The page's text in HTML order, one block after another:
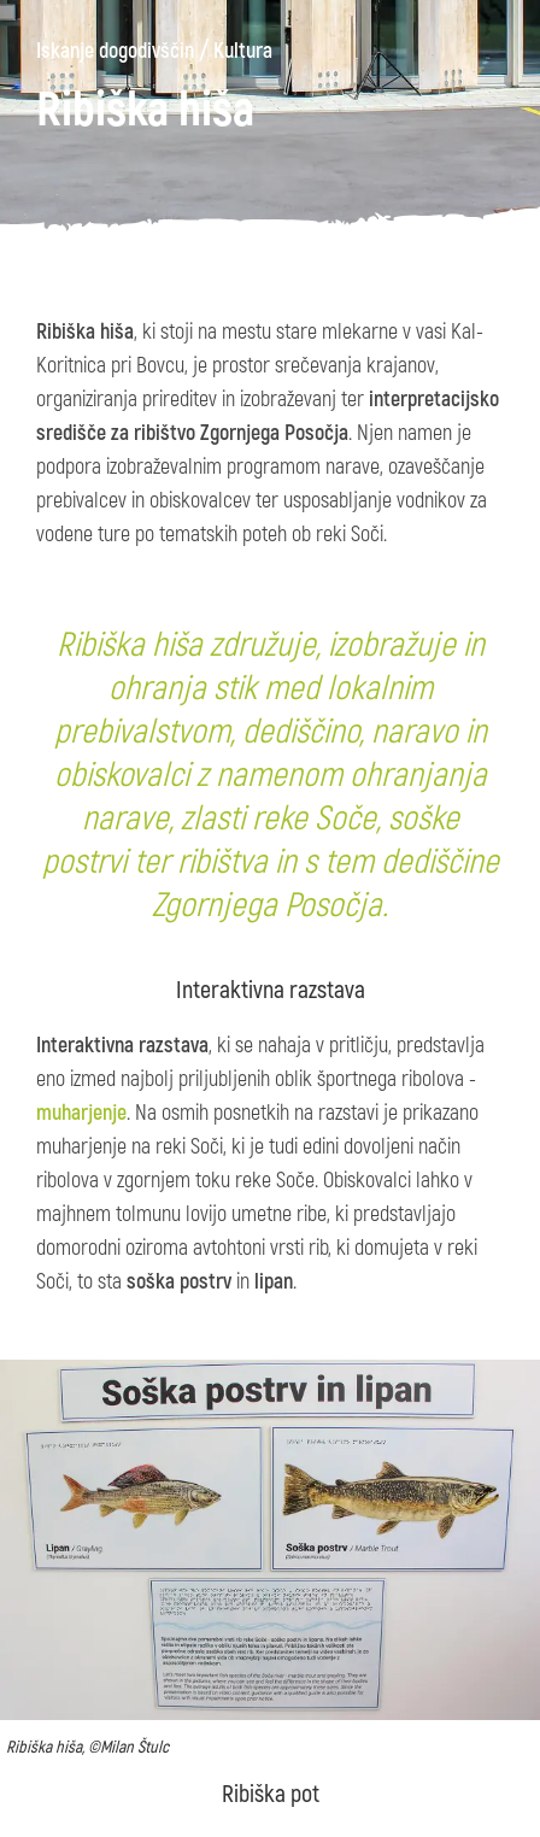
Iskanje dogodivščin / Kultura
Ribiška hiša
Ribiška hiša, ki stoji na mestu stare mlekarne v vasi Kal-
Koritnica pri Bovcu, je prostor srečevanja krajanov,
organiziranja prireditev in izobraževanj ter interpretacijsko
središče za ribištvo Zgornjega Posočja. Njen namen je
podpora izobraževalnim programom narave, ozaveščanje
prebivalcev in obiskovalcev ter usposabljanje vodnikov za
vodene ture po tematskih poteh ob reki Soči.
Ribiška hiša združuje, izobražuje in
ohranja stik med lokalnim
prebivalstvom, dediščino, naravo in
obiskovalci z namenom ohranjanja
narave, zlasti reke Soče, soške
postrvi ter ribištva in s tem dediščine
Zgornjega Posočja.
Interaktivna razstava
Interaktivna razstava, ki se nahaja v pritličju, predstavlja
eno izmed najbolj priljubljenih oblik športnega ribolova -
muharjenje. Na osmih posnetkih na razstavi je prikazano
muharjenje na reki Soči, ki je tudi edini dovoljeni način
ribolova v zgornjem toku reke Soče. Obiskovalci lahko v
majhnem tolmunu lovijo umetne ribe, ki predstavljajo
domorodni oziroma avtohtoni vrsti rib, ki domujeta v reki
Soči, to sta soška postrv in lipan.
Ribiška hiša, ©Milan Štulc
Ribiška pot